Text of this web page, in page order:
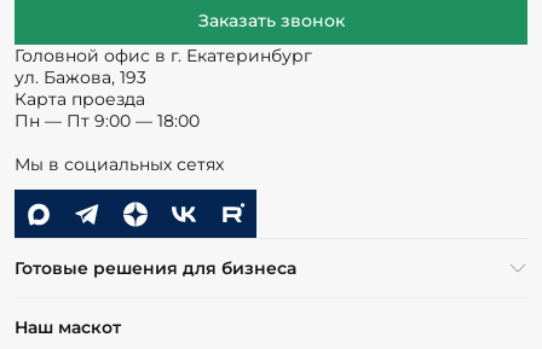
Заказать звонок
Головной офис в г. Екатеринбург
ул. Бажова, 193
Карта проезда
Пн — Пт 9:00 — 18:00
Мы в социальных сетях
Готовые решения для бизнеса
Наш маскот